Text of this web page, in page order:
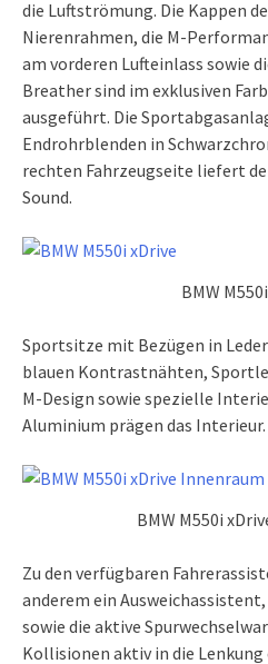
die Luftströmung. Die Kappen
Nierenrahmen, die M-
am vorderen Lufteinlass sowie
Breather sind im exklusiven
ausgeführt. Die
Endrohrblenden in
rechten Fahrzeugseite liefert
Sound.
BMW
Sportsitze mit Bezügen in
blauen Kontrastnähten,
M-Design sowie spezielle
Aluminium prägen das Interieur.
BMW M550i
Zu den verfügbaren
anderem ein
sowie die aktive
Kollisionen aktiv in die